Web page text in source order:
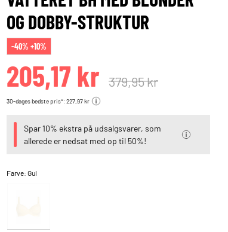
OG DOBBY-STRUKTUR
-40% +10%
205,17 kr 379,95 kr
30-dages bedste pris*: 227,97 kr
Spar 10% ekstra på udsalgsvarer, som
allerede er nedsat med op til 50%!
Farve:Gul